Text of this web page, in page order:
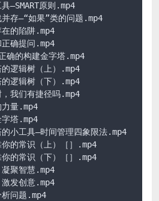
–SMART原则 .mp4
存–“如果”类的问题 .mp4
的陷阱.mp4
确提问 .mp4
确的构建金字塔.mp4
逻辑树（上）
.mp4
逻辑树（下）
.mp4
我们有捷径吗.mp4
力量.mp4
字塔.mp4
小工具–时间管理四象限法.mp4
的常识（上）［］
.mp4
的常识（下）［］
.mp4
聚智慧.mp4
发创意.mp4
问题 .mp4